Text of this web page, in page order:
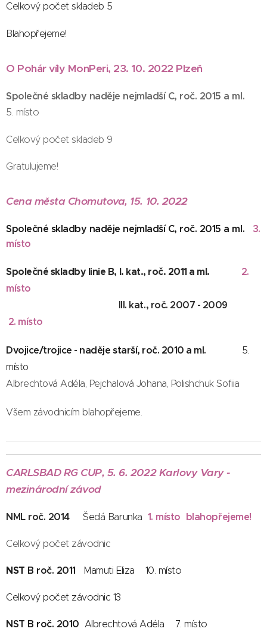
Celkový počet skladeb 5
Blahopřejeme!
O Pohár víly MonPeri, 23. 10. 2022 Plzeň
Společné skladby naděje nejmladší C, roč. 2015 a ml.
5. místo
Celkový počet skladeb 9
Gratulujeme!
Cena města Chomutova, 15. 10. 2022
Společné skladby naděje nejmladší C, roč. 2015 a ml.
3.
místo
Společné skladby linie B, I. kat., roč. 2011 a ml.
2.
místo
III. kat., roč. 2007 - 2009
2. místo
Dvojice/trojice - naděje starší, roč. 2010 a ml.
5.
místo
Albrechtová Adéla, Pejchalová Johana, Polishchuk Sofiia
Všem závodnicím blahopřejeme.
CARLSBAD RG CUP, 5. 6. 2022 Karlovy Vary -
mezinárodní závod
NML roč. 2014Šedá Barunka 1. místo blahopřejeme!
Celkový počet závodnic
NST B roč. 2011 Mamuti Eliza 10. místo
Celkový počet závodnic 13
NST B roč. 2010 Albrechtová Adéla 7. místo